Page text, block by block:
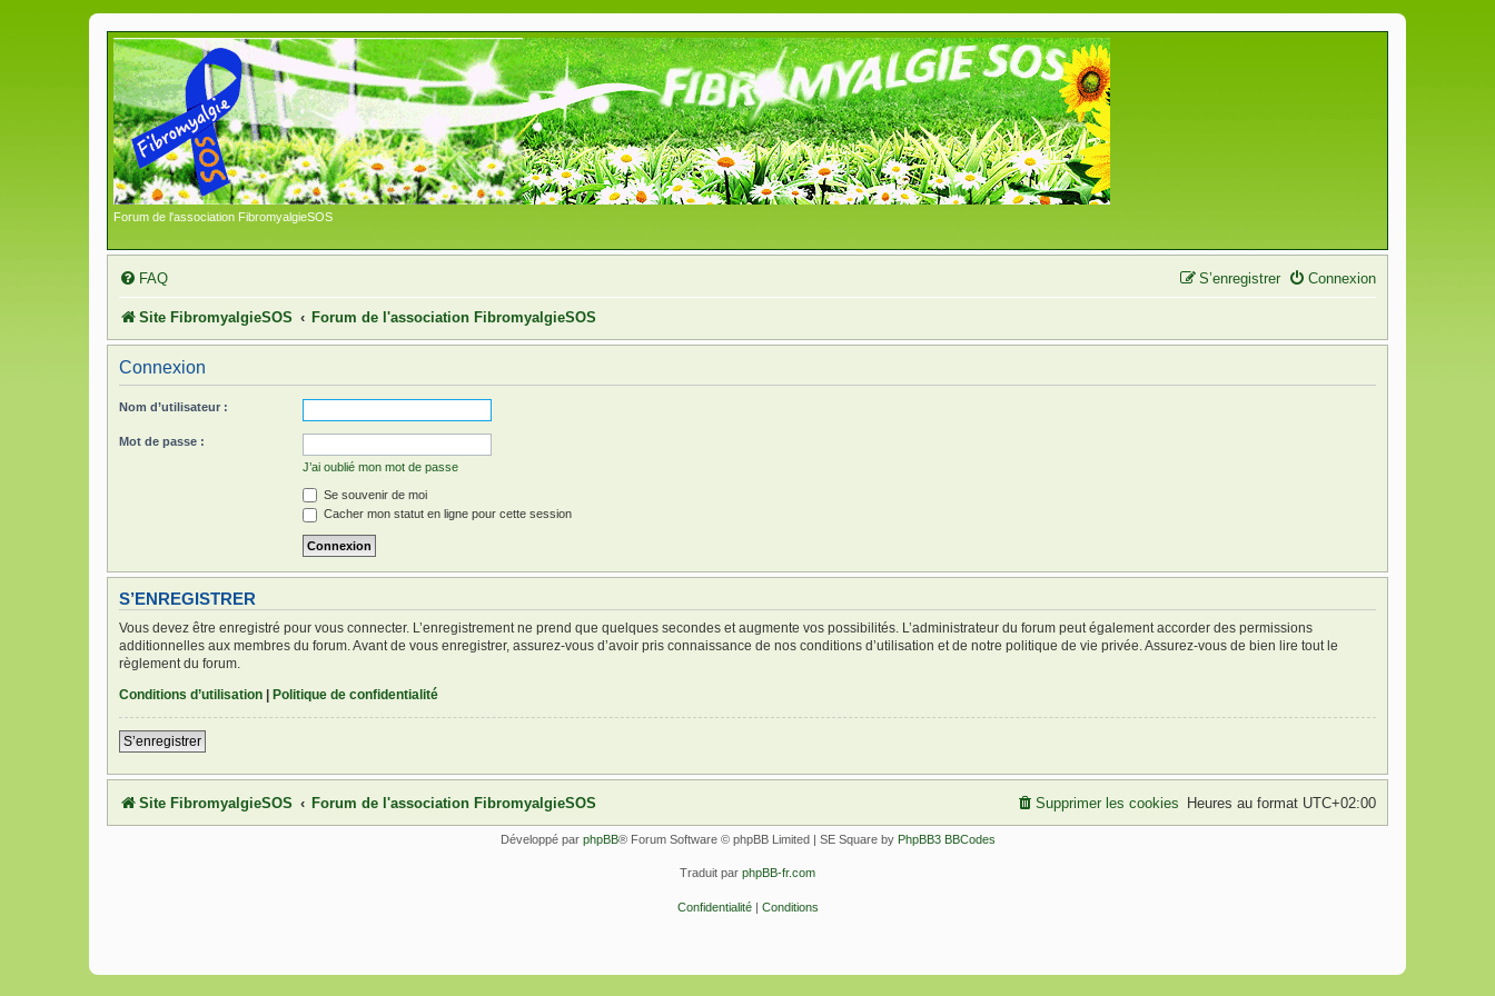
Forum de l'association FibromyalgieSOS
FAQ Connexion
S’enregistrer
Site FibromyalgieSOS Forum de l'association FibromyalgieSOS
Connexion
Nom d’utilisateur :
Mot de passe :
J’ai oublié mon mot de passe
Se souvenir de moi
Cacher mon statut en ligne pour cette session
S’ENREGISTRER
Vous devez être enregistré pour vous connecter. L’enregistrement ne prend que quelques secondes et augmente vos possibilités. L’administrateur du forum peut également accorder des permissions
additionnelles aux membres du forum. Avant de vous enregistrer, assurez-vous d’avoir pris connaissance de nos conditions d’utilisation et de notre politique de vie privée. Assurez-vous de bien lire tout le
règlement du forum.
Conditions d’utilisation | Politique de confidentialité
S’enregistrer
Site FibromyalgieSOS Forum de l'association FibromyalgieSOS Heures au format UTC+02:00
Supprimer les cookies
Développé par phpBB® Forum Software © phpBB Limited | SE Square by PhpBB3 BBCodes
Traduit par phpBB-fr.com
Confidentialité| Conditions